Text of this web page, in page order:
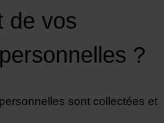
de vos
?
sont collectées et